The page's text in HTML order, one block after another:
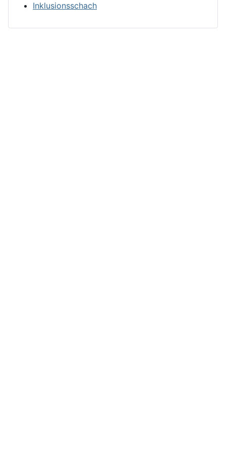
Inklusionsschach